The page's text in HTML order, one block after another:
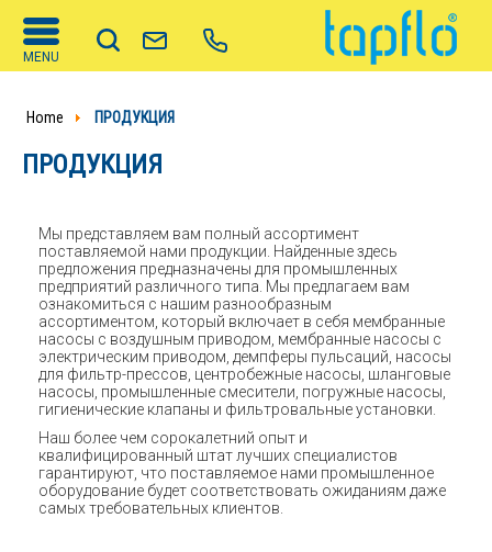
MENU
Home ПРОДУКЦИЯ
ПРОДУКЦИЯ
Мы представляем вам полный ассортимент
поставляемой нами продукции. Найденные здесь
предложения предназначены для промышленных
предприятий различного типа. Мы предлагаем вам
ознакомиться с нашим разнообразным
ассортиментом, который включает в себя мембранные
насосы с воздушным приводом, мембранные насосы с
электрическим приводом, демпферы пульсаций, насосы
для фильтр-прессов, центробежные насосы, шланговые
насосы, промышленные смесители, погружные насосы,
гигиенические клапаны и фильтровальные установки.
Наш более чем сорокалетний опыт и
квалифицированный штат лучших специалистов
гарантируют, что поставляемое нами промышленное
оборудование будет соответствовать ожиданиям даже
самых требовательных клиентов.